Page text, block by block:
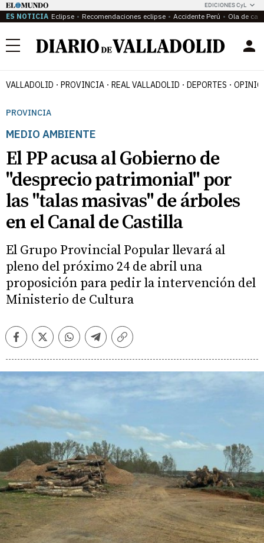
EDICIONES CyL
ES NOTICIA Eclipse Recomendaciones eclipse Accidente Perú Ola de
Menú
VALLADOLID PROVINCIA REAL VALLADOLID DEPORTES
PROVINCIA
MEDIO AMBIENTE
El PP acusa al Gobierno de
"desprecio patrimonial" por
las "talas masivas" de árboles
en el Canal de Castilla
El Grupo Provincial Popular llevará al
pleno del próximo 24 de abril una
proposición para pedir la intervención del
Ministerio de Cultura
FacebookTwitterWhatsappTelegramCopiar